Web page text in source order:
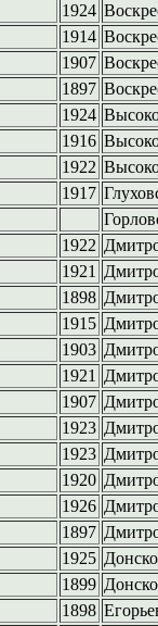
1924
1914
1907
1897
1924
1916
1922
1917
1922
1921
1898
1915
1903
1921
1907
1923
1923
1920
1926
1897
1925
1899
1898